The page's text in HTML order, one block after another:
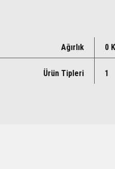
Ağırlık 0
Ürün Tipleri 1